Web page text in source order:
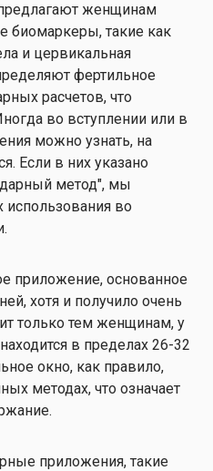
женщинам
биомаркеры, такие как
и цервикальная
фертильное
расчетов, что
во вступлении или в
можно узнать, на
Если в них указано
метод", мы
использования во
приложение, основанное
хотя и получило очень
только тем женщинам, у
в пределах 26-32
окно, как правило,
методах, что означает
приложения, такие